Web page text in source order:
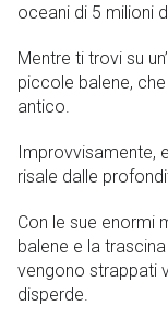
oceani di 5 milioni
Mentre ti trovi su
piccole balene,
antico.
Improvvisamente,
risale dalle
Con le sue enormi
balene e la
vengono strappati
disperde.